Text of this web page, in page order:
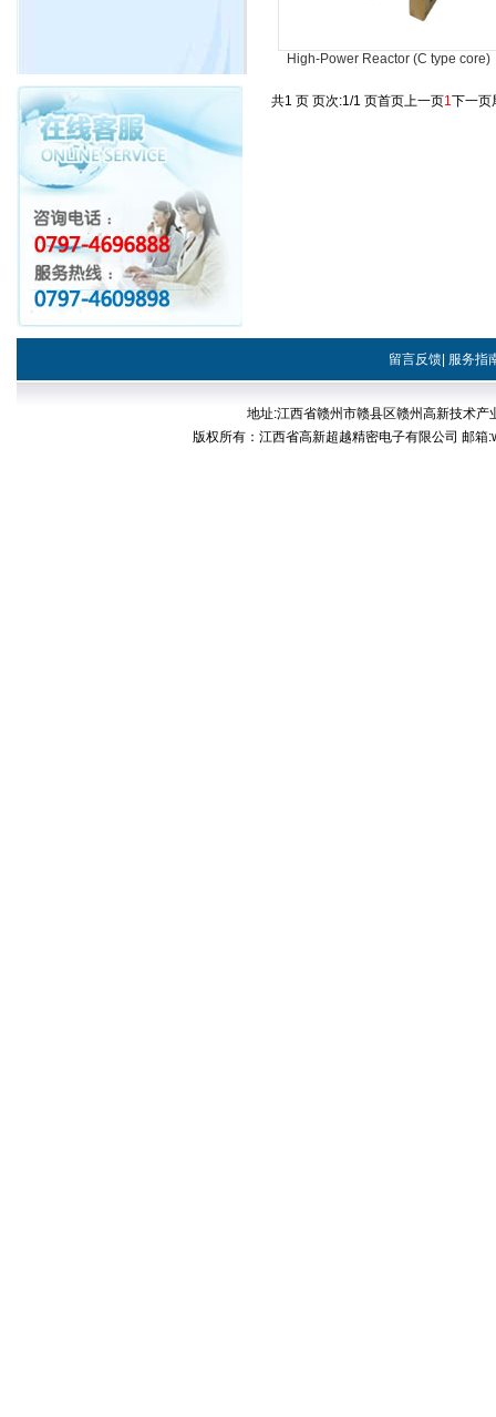
High-Power Reactor (C type core)
共1 页 页次:1/1 页首页上一页1下一页
留言反馈 服务指
地址:江西省赣州市赣县区赣州高新技术
版权所有：江西省高新超越精密电子有限公司 邮